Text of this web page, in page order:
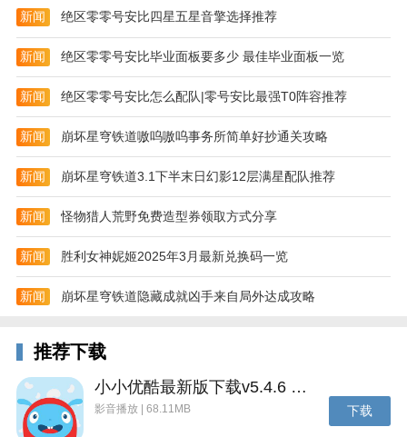
参与官方组织的各种车友活动，让生活变得更加有趣。
4、订购爱车
个性化定制您的爱车，购车也能很方便，省时又省心。
5、智能车控
绑定爱车后，可远程操控您的爱车，让用车更加方便快
捷。
编辑点评
立即下载长安深蓝App，成为长安深蓝的一员，享受更
便捷愉悦、智能科技的用车生活吧！
更新日志
·邀请好友：深蓝大家庭，当然要邀请好友一起来玩
·商城：深蓝商城开张啦，快来瞧瞧有什么好东西
·社区：社区发布动态，这次轮到你来说啦
新闻 绝区零零号安比四星五星音擎选择推荐
新闻 绝区零零号安比毕业面板要多少 最佳毕业面板一览
新闻 绝区零零号安比怎么配队|零号安比最强T0阵容推荐
新闻 崩坏星穹铁道嗷呜嗷呜事务所简单好抄通关攻略
新闻 崩坏星穹铁道3.1下半末日幻影12层满星配队推荐
新闻 怪物猎人荒野免费造型券领取方式分享
新闻 胜利女神妮姬2025年3月最新兑换码一览
新闻 崩坏星穹铁道隐藏成就凶手来自局外达成攻略
推荐下载
小小优酷最新版下载v5.4.6 安卓官方版
影音播放 | 68.11MB 下载